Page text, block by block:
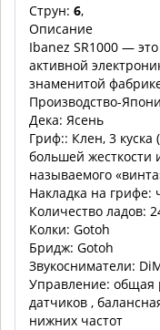
Струн: 6,
Описание
Ibanez SR1000 —
активной
знаменитой
Производство-
Дека: Ясень
Гриф:: Клен, 3 куска
большей жесткости
называемого
Накладка на грифе:
Количество ладов:
Колки: Gotoh
Бридж: Gotoh
Звукосниматели:
Управление: общая
датчиков ,
нижних частот